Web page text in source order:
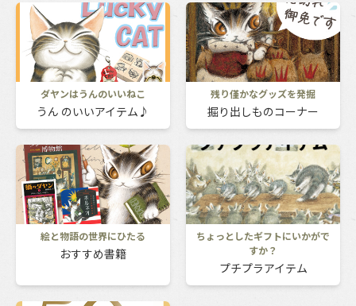
ダヤンはうんのいいねこ
うん のいいアイテム♪
残り僅かなグッズを発掘
掘り出しものコーナー
絵と物語の世界にひたる
おすすめ書籍
ちょっとしたギフトにいかがで
すか？
プチプラアイテム